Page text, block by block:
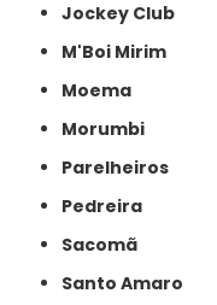
Jockey Club
M'Boi Mirim
Moema
Morumbi
Parelheiros
Pedreira
Sacomã
Santo Amaro